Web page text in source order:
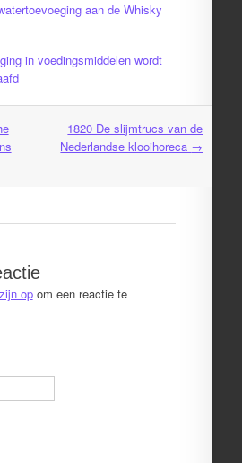
aan de Whisky
in voedingsmiddelen wordt
1820 De slijmtrucs van de
Nederlandse klooihoreca →
opom een reactie te